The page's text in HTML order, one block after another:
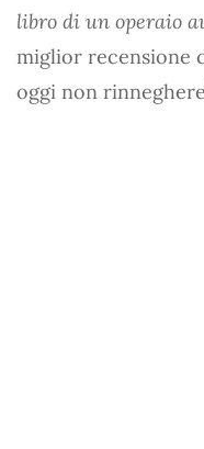
libro di un operaio
miglior recensione
oggi non